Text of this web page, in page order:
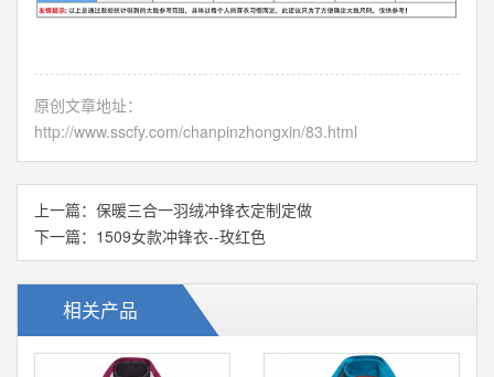
原创文章地址：
http://www.sscfy.com/chanpinzhongxin/83.html
上一篇： 保暖三合一羽绒冲锋衣定制定做
下一篇： 1509女款冲锋衣--玫红色
相关产品